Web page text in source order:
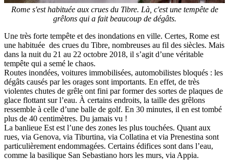
Rome s'est habituée aux crues du Tibre. Là, c'est une tempête de
grêlons qui a fait beaucoup de dégâts.
Une très forte tempête et des inondations en ville. Certes, Rome est
une habituée des crues du Tibre, nombreuses au fil des siècles. Mais
dans la nuit du 21 au 22 octobre 2018, il s’agit d’une véritable
tempête qui a semé le chaos.
Routes inondées, voitures immobilisées, automobilistes bloqués : les
dégâts causés par les orages sont importants. En effet, de très
violentes chutes de grêle ont fini par former des sortes de plaques de
glace flottant sur l’eau. À certains endroits, la taille des grêlons
ressemble à celle d’une balle de golf. En 30 minutes, il en est tombé
plus de 40 centimètres. Du jamais vu !
La banlieue Est est l’une des zones les plus touchées. Quant aux
rues, via Genova, via Tiburtina, via Collatina et via Prenestina sont
particulièrement endommagées. Certains édifices sont dans l’eau,
comme la basilique San Sebastiano hors les murs, via Appia.